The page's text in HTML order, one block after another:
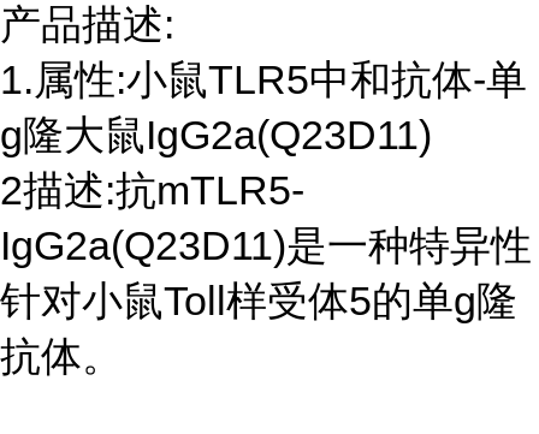
产品描述:
1.属性:小鼠TLR5中和抗体-单
g隆大鼠IgG2a(Q23D11)
2描述:抗mTLR5-
IgG2a(Q23D11)是一种特异性
针对小鼠Toll样受体5的单g隆
抗体。